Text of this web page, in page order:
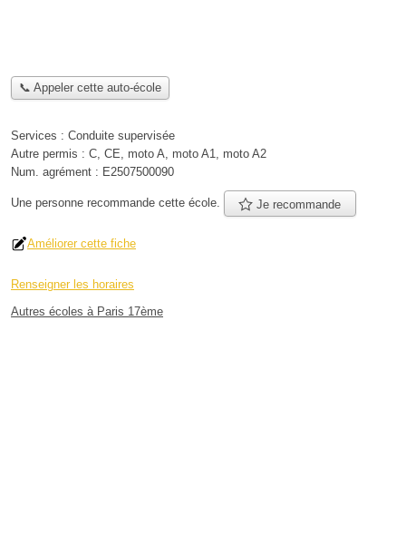
📞 Appeler cette auto-école
Services : Conduite supervisée
Autre permis : C, CE, moto A, moto A1, moto A2
Num. agrément : E2507500090
Une personne recommande cette école. Je recommande
Améliorer cette fiche
Renseigner les horaires
Autres écoles à Paris 17ème